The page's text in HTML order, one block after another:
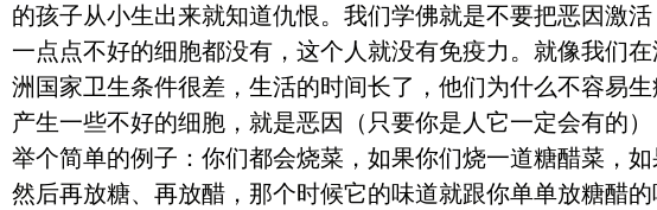
的孩子从小生出来就知道仇恨。我们学佛就是不要把恶因激
一点点不好的细胞都没有，这个人就没有免疫力。就像我们
洲国家卫生条件很差，生活的时间长了，他们为什么不容易
产生一些不好的细胞，就是恶因（只要你是人它一定会有的
举个简单的例子：你们都会烧菜，如果你们烧一道糖醋菜，
然后再放糖、再放醋，那个时候它的味道就跟你单单放糖醋